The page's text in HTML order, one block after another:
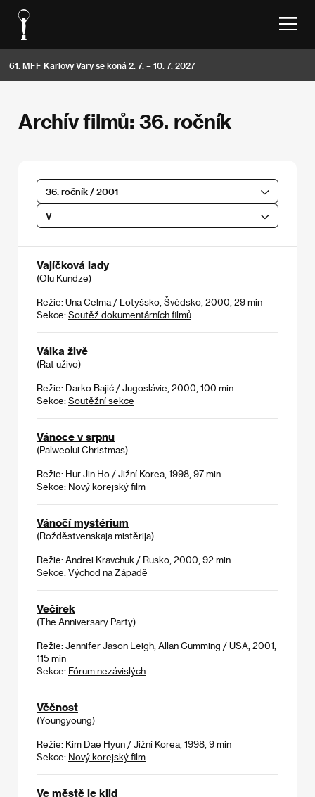
61. MFF Karlovy Vary se koná 2. 7. – 10. 7. 2027
Archív filmů: 36. ročník
36. ročník / 2001
V
Vajíčková lady
(Olu Kundze)
Režie: Una Celma / Lotyšsko, Švédsko, 2000, 29 min
Sekce: Soutěž dokumentárních filmů
Válka živě
(Rat uživo)
Režie: Darko Bajić / Jugoslávie, 2000, 100 min
Sekce: Soutěžní sekce
Vánoce v srpnu
(Palweolui Christmas)
Režie: Hur Jin Ho / Jižní Korea, 1998, 97 min
Sekce: Nový korejský film
Vánočí mystérium
(Rožděstvenskaja mistěrija)
Režie: Andrei Kravchuk / Rusko, 2000, 92 min
Sekce: Východ na Západě
Večírek
(The Anniversary Party)
Režie: Jennifer Jason Leigh, Allan Cumming / USA, 2001,
115 min
Sekce: Fórum nezávislých
Věčnost
(Youngyoung)
Režie: Kim Dae Hyun / Jižní Korea, 1998, 9 min
Sekce: Nový korejský film
Ve městě je klid